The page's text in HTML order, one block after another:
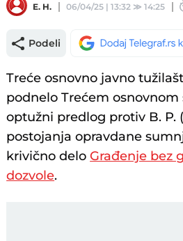
E. H. 06/04/25 | 13:32 ≫14:25
Podeli
Treće osnovno javno
podnelo Trećem
optužni predlog protiv B. P.
postojanja opravdane
krivično deloGrađenje bez
dozvole.